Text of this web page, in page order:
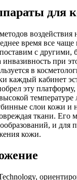
для
воздействия
время все чаще
с другими,
при
в
каждый кабинет
эту
температуре
слои кожи
ткани. Его
и для
кожи.